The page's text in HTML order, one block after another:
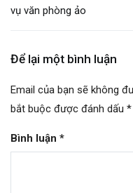
hướng
viết
vụ văn phòng ảo
Để lại một bình luận
Email của bạn sẽ không
bắt buộc được đánh dấu *
Bình luận *